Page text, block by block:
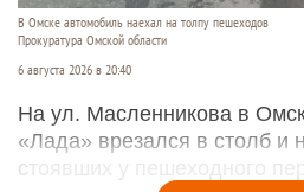
В Омске автомобиль наехал на толпу пешеходов
Прокуратура Омской области
6 августа 2026 в 20:40
На ул. Масленникова в
«Лада» врезался в столб и
стоявших у пешеходного